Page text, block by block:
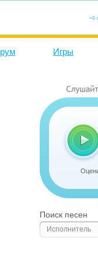
Игры
Поиск песен